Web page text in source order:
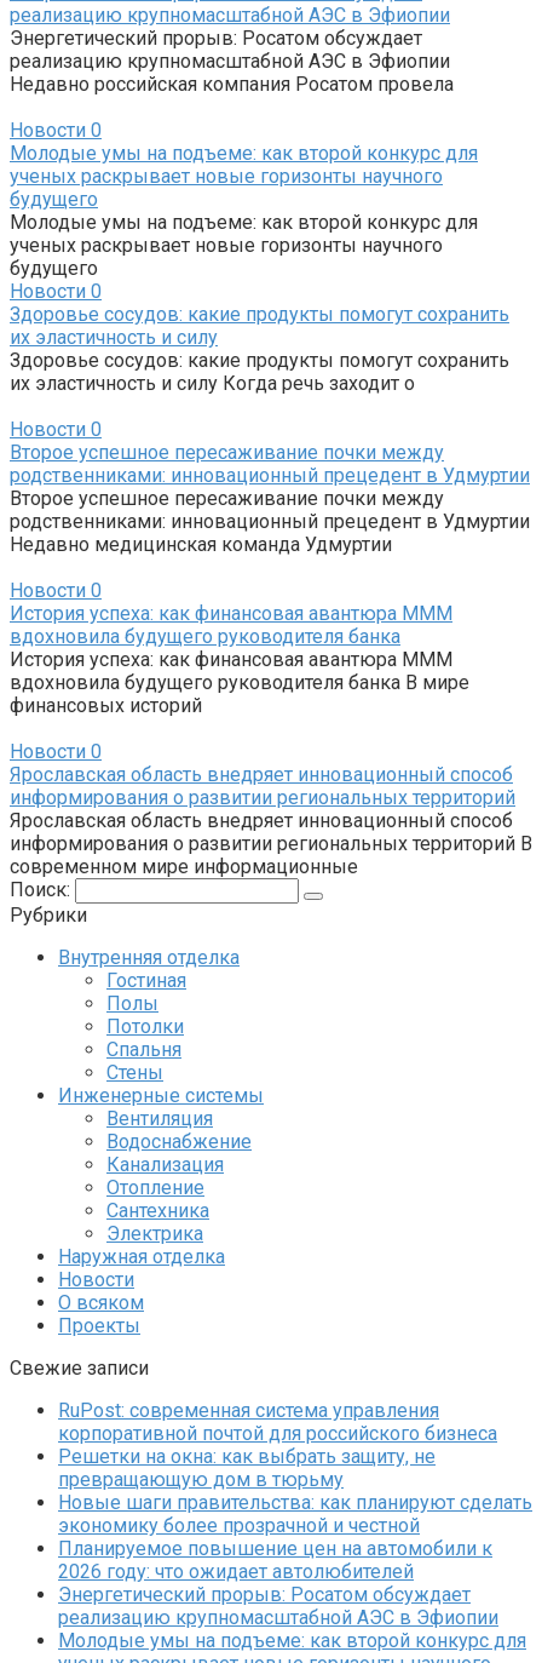
реализацию крупномасштабной АЭС в Эфиопии
Энергетический прорыв: Росатом обсуждает
реализацию крупномасштабной АЭС в Эфиопии
Недавно российская компания Росатом провела
Новости 0
Молодые умы на подъеме: как второй конкурс для
ученых раскрывает новые горизонты научного
будущего
Молодые умы на подъеме: как второй конкурс для
ученых раскрывает новые горизонты научного
будущего
Новости 0
Здоровье сосудов: какие продукты помогут сохранить
их эластичность и силу
Здоровье сосудов: какие продукты помогут сохранить
их эластичность и силу Когда речь заходит о
Новости 0
Второе успешное пересаживание почки между
родственниками: инновационный прецедент в Удмуртии
Второе успешное пересаживание почки между
родственниками: инновационный прецедент в Удмуртии
Недавно медицинская команда Удмуртии
Новости 0
История успеха: как финансовая авантюра МММ
вдохновила будущего руководителя банка
История успеха: как финансовая авантюра МММ
вдохновила будущего руководителя банка В мире
финансовых историй
Новости 0
Ярославская область внедряет инновационный способ
информирования о развитии региональных территорий
Ярославская область внедряет инновационный способ
информирования о развитии региональных территорий В
современном мире информационные
Поиск:
Рубрики
Внутренняя отделка
Гостиная
Полы
Потолки
Спальня
Стены
Инженерные системы
Вентиляция
Водоснабжение
Канализация
Отопление
Сантехника
Электрика
Наружная отделка
Новости
О всяком
Проекты
Свежие записи
RuPost: современная система управления
корпоративной почтой для российского бизнеса
Решетки на окна: как выбрать защиту, не
превращающую дом в тюрьму
Новые шаги правительства: как планируют сделать
экономику более прозрачной и честной
Планируемое повышение цен на автомобили к
2026 году: что ожидает автолюбителей
Энергетический прорыв: Росатом обсуждает
реализацию крупномасштабной АЭС в Эфиопии
Молодые умы на подъеме: как второй конкурс для